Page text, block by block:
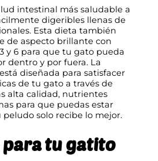
d
e
s
d
e
1
0
0
intestinal más saludable a
digeribles llenas de
Esta dieta también
de aspecto brillante con
y 6 para que tu gato pueda
dentro y por fuera. La
diseñada para satisfacer
de tu gato a través de
alta calidad, nutrientes
para que puedas estar
solo recibe lo mejor.
para tu gatito